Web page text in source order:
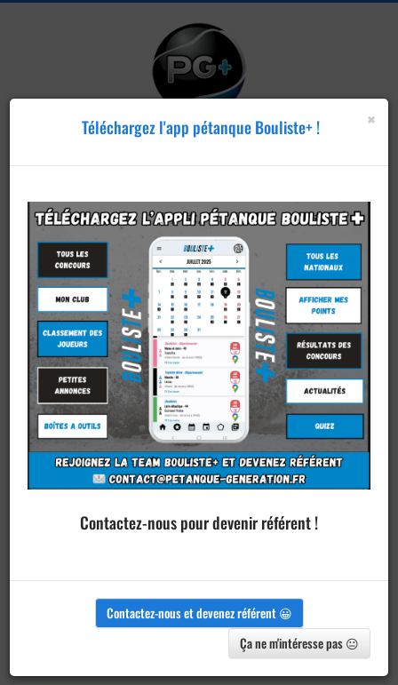
Publier un
concours
×
Téléchargez l'app pétanque Bouliste+ !
Contactez-nous pour devenir référent !
Contactez-nous et devenez référent 😀
Ça ne m'intéresse pas 😐